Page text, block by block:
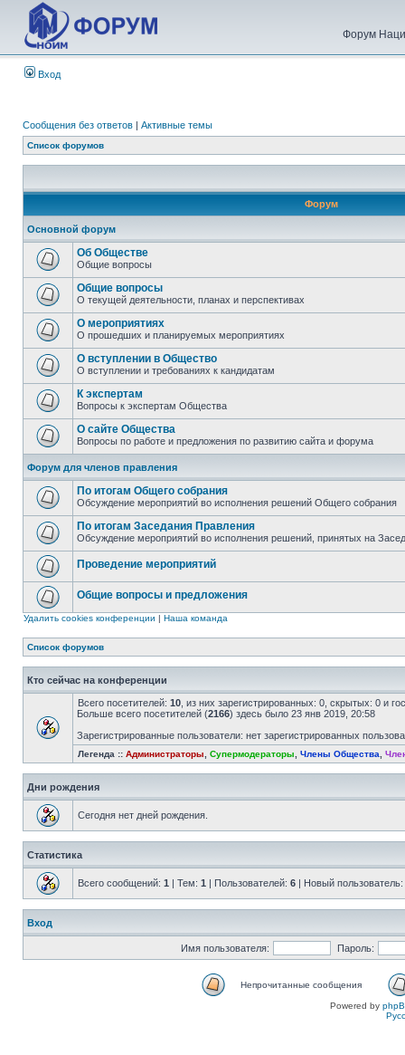
Форум
Вход
Сообщения без ответов | Активные темы
Список форумов
Форум
Основной форум
Об Обществе
Общие вопросы
Общие вопросы
О текущей деятельности, планах и перспективах
О мероприятиях
О прошедших и планируемых мероприятиях
О вступлении в Общество
О вступлении и требованиях к кандидатам
К экспертам
Вопросы к экспертам Общества
О сайте Общества
Вопросы по работе и предложения по развитию сайта и форума
Форум для членов правления
По итогам Общего собрания
Обсуждение мероприятий во исполнения решений Общего собрания
По итогам Заседания Правления
Обсуждение мероприятий во исполнения решений, принятых на
Проведение мероприятий
Общие вопросы и предложения
Удалить cookies конференции | Наша команда
Список форумов
Кто сейчас на конференции
Всего посетителей: 10 , из них зарегистрированных: 0, скрытых: 0 и
Больше всего посетителей (2166) здесь было 23 янв 2019, 20:58
Зарегистрированные пользователи: нет зарегистрированных
Легенда :: Администраторы Супермодераторы Члены Общества
Дни рождения
Сегодня нет дней рождения.
Статистика
Всего сообщений: 1 | Тем: 1 | Пользователей: 6 | Новый пользователь:
Вход
Имя пользователя: Пароль:
Непрочитанные сообщения
Powered by